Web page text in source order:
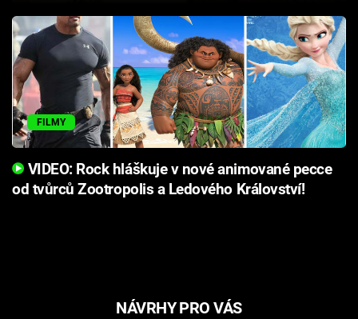
TV Program
Sledujte prima+
Přihlášení
Sledujte nás
FILMY
VIDEO: Rock hláškuje v nové animované pecce
od tvůrců Zootropolis a Ledového Království!
NÁVRHY PRO VÁS